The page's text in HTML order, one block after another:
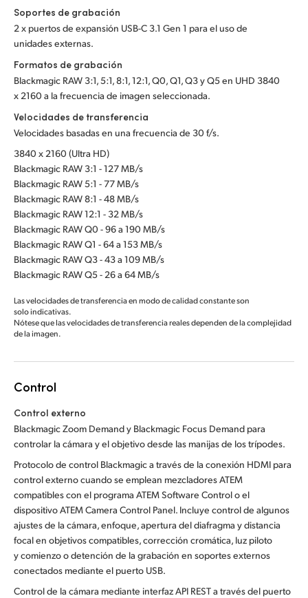
Soportes de grabación
2 x puertos de expansión USB-C 3.1 Gen 1 para el uso de
unidades externas.
Formatos de grabación
Blackmagic RAW 3:1, 5:1, 8:1, 12:1, Q0, Q1, Q3 y Q5 en UHD 3840
x 2160 a la frecuencia de imagen seleccionada.
Velocidades de transferencia
Velocidades basadas en una frecuencia de 30 f/s.
3840 x 2160 (Ultra HD)
Blackmagic RAW 3:1 - 127 MB/s
Blackmagic RAW 5:1 - 77 MB/s
Blackmagic RAW 8:1 - 48 MB/s
Blackmagic RAW 12:1 - 32 MB/s
Blackmagic RAW Q0 - 96 a 190 MB/s
Blackmagic RAW Q1 - 64 a 153 MB/s
Blackmagic RAW Q3 - 43 a 109 MB/s
Blackmagic RAW Q5 - 26 a 64 MB/s
Las velocidades de transferencia en modo de calidad constante son
solo indicativas.
Nótese que las velocidades de transferencia reales dependen de la complejidad
de la imagen.
Control
Control externo
Blackmagic Zoom Demand y Blackmagic Focus Demand para
controlar la cámara y el objetivo desde las manijas de los trípodes.
Protocolo de control Blackmagic a través de la conexión HDMI para
control externo cuando se emplean mezcladores ATEM
compatibles con el programa ATEM Software Control o el
dispositivo ATEM Camera Control Panel. Incluye control de algunos
ajustes de la cámara, enfoque, apertura del diafragma y distancia
focal en objetivos compatibles, corrección cromática, luz piloto
y comienzo o detención de la grabación en soportes externos
conectados mediante el puerto USB.
Control de la cámara mediante interfaz API REST a través del puerto